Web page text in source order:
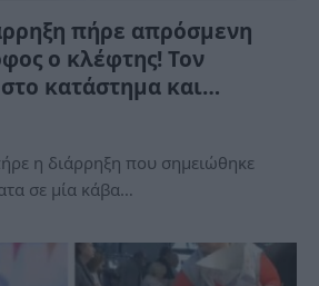
πήρε απρόσμενη
ο κλέφτης! Τον
κατάστημα και…
η διάρρηξη που σημειώθηκε
σε μία κάβα…